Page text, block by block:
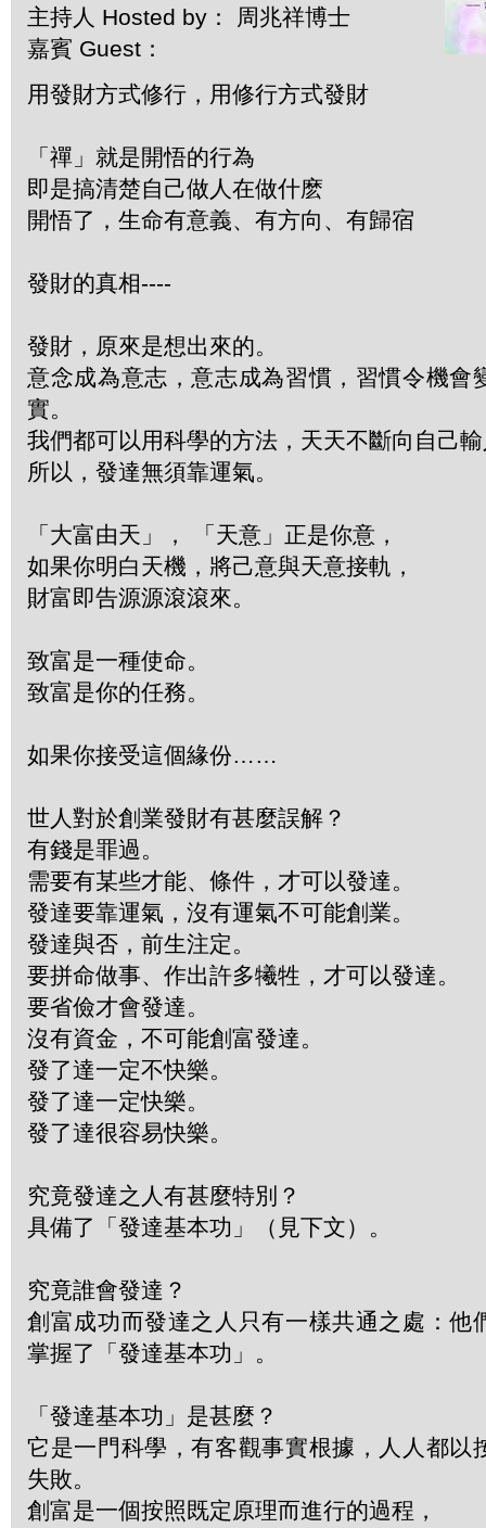
主持人 Hosted by： 周兆祥博士
嘉賓 Guest：
用發財方式修行，用修行方式發財
「禪」就是開悟的行為
即是搞清楚自己做人在做什麽
開悟了，生命有意義、有方向、有歸宿
發財的真相----
發財，原來是想出來的。
意念成為意志，意志成為習慣，習慣令機會
實。
我們都可以用科學的方法，天天不斷向自己
所以，發達無須靠運氣。
「大富由天」， 「天意」正是你意，
如果你明白天機，將己意與天意接軌，
財富即告源源滾滾來。
致富是一種使命。
致富是你的任務。
如果你接受這個緣份……
世人對於創業發財有甚麼誤解？
有錢是罪過。
需要有某些才能、條件，才可以發達。
發達要靠運氣，沒有運氣不可能創業。
發達與否，前生注定。
要拼命做事、作出許多犧牲，才可以發達。
要省儉才會發達。
沒有資金，不可能創富發達。
發了達一定不快樂。
發了達一定快樂。
發了達很容易快樂。
究竟發達之人有甚麼特別？
具備了「發達基本功」（見下文）。
究竟誰會發達？
創富成功而發達之人只有一樣共通之處：他
掌握了「發達基本功」。
「發達基本功」是甚麼？
它是一門科學，有客觀事實根據，人人都以
失敗。
創富是一個按照既定原理而進行的過程，